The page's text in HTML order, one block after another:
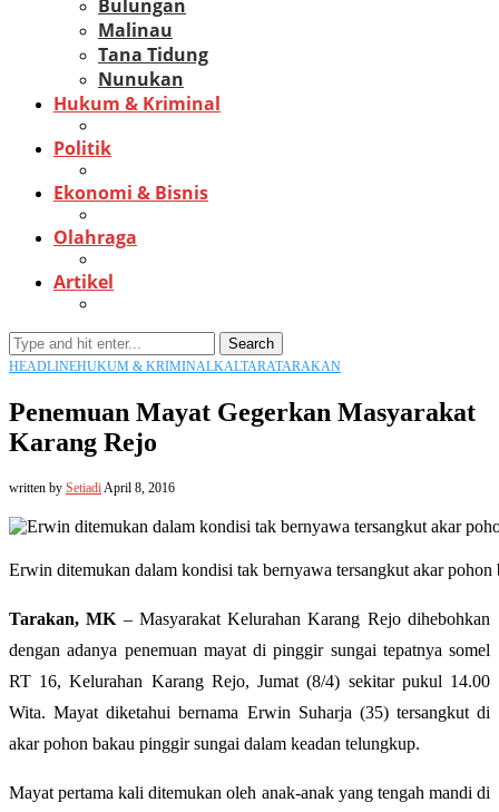
Bulungan
Malinau
Tana Tidung
Nunukan
Hukum & Kriminal
Politik
Ekonomi & Bisnis
Olahraga
Artikel
Search
HEADLINEHUKUM & KRIMINALKALTARATARAKAN
Penemuan Mayat Gegerkan Masyarakat
Karang Rejo
written by SetiadiApril 8, 2016
Erwin ditemukan dalam kondisi tak bernyawa tersangkut akar
Tarakan, MK – Masyarakat Kelurahan Karang Rejo dihebohkan
dengan adanya penemuan mayat di pinggir sungai tepatnya somel
RT 16, Kelurahan Karang Rejo, Jumat (8/4) sekitar pukul 14.00
Wita. Mayat diketahui bernama Erwin Suharja (35) tersangkut di
akar pohon bakau pinggir sungai dalam keadan telungkup.
Mayat pertama kali ditemukan oleh anak-anak yang tengah mandi di